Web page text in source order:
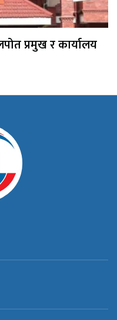
प्रमुख र कार्यालय